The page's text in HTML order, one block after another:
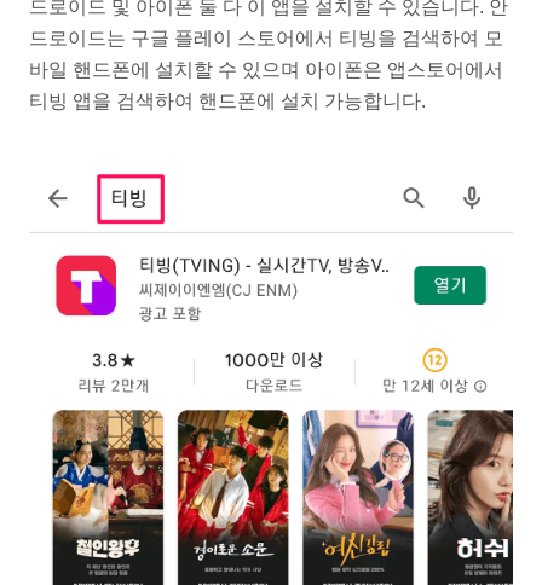
드로이드 및 아이폰 둘 다 이 앱을 설치할 수 있습니다. 안
드로이드는 구글 플레이 스토어에서 티빙을 검색하여 모
바일 핸드폰에 설치할 수 있으며 아이폰은 앱스토어에서
티빙 앱을 검색하여 핸드폰에 설치 가능합니다.